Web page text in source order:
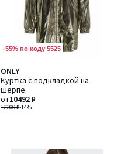
-55% по коду 5525
ONLY
Куртка с подкладкой на
шерпе
12200 ₽-14%
от10492 ₽